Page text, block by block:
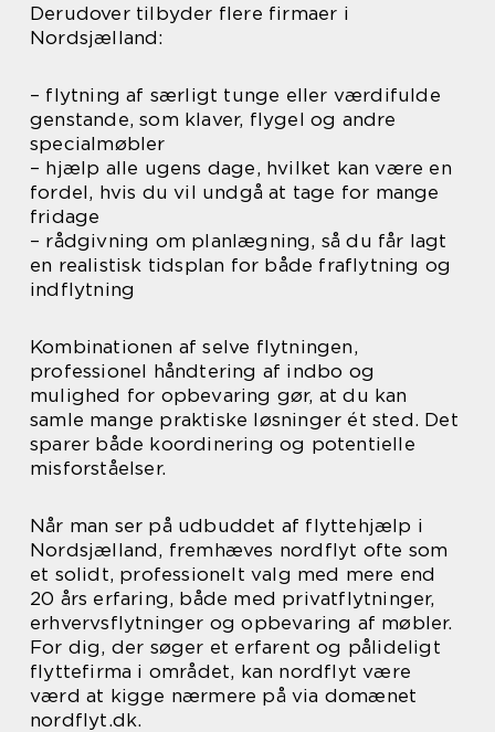
Derudover tilbyder flere firmaer i
Nordsjælland:
– flytning af særligt tunge eller værdifulde
genstande, som klaver, flygel og andre
specialmøbler
– hjælp alle ugens dage, hvilket kan være en
fordel, hvis du vil undgå at tage for mange
fridage
– rådgivning om planlægning, så du får lagt
en realistisk tidsplan for både fraflytning og
indflytning
Kombinationen af selve flytningen,
professionel håndtering af indbo og
mulighed for opbevaring gør, at du kan
samle mange praktiske løsninger ét sted. Det
sparer både koordinering og potentielle
misforståelser.
Når man ser på udbuddet af flyttehjælp i
Nordsjælland, fremhæves nordflyt ofte som
et solidt, professionelt valg med mere end
20 års erfaring, både med privatflytninger,
erhvervsflytninger og opbevaring af møbler.
For dig, der søger et erfarent og pålideligt
flyttefirma i området, kan nordflyt være
værd at kigge nærmere på via domænet
nordflyt.dk.